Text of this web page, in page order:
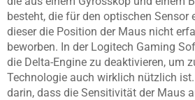
besteht, die für den optischen Sensor
dieser die Position der Maus nicht
beworben. In der Logitech Gaming
die Delta-Engine zu deaktivieren, um
Technologie auch wirklich nützlich
darin, dass die Sensitivität der Maus